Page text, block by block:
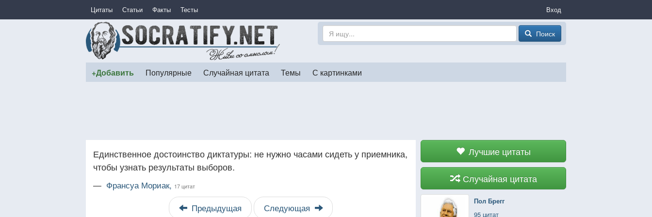
Цитаты Статьи Факты Тесты Вход
Поиск
+Добавить Популярные Случайная цитата Темы С картинками
Лучшие цитаты
Случайная цитата
Пол Брегг
95 цитат
Единственное достоинство диктатуры: не нужно часами сидеть у приемника,
чтобы узнать результаты выборов.
— Франсуа Мориак, 17 цитат
Предыдущая Следующая